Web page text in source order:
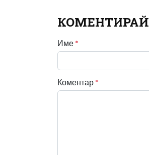
КОМЕНТИРАЙ
Име *
Коментар *